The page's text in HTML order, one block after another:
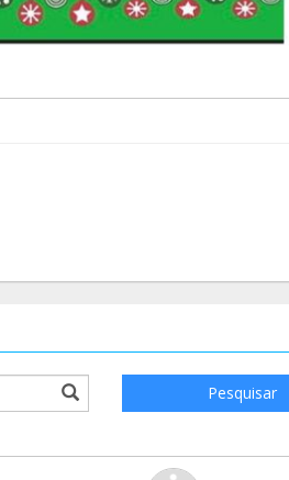
Pesquisar